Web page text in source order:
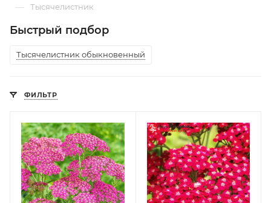
— Тысячелистник
Быстрый подбор
Тысячелистник обыкновенный
ФИЛЬТР